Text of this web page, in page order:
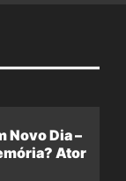
Novo Dia –
Ator